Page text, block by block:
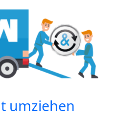
umziehen